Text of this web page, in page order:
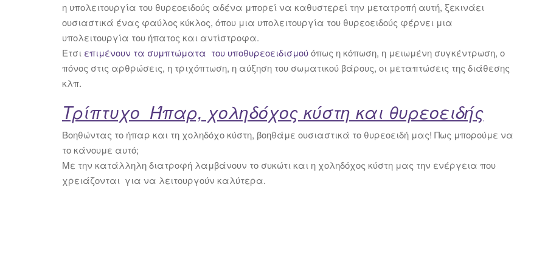
η υπολειτουργία του θυρεοειδούς αδένα μπορεί να καθυστερεί την μετατροπή αυτή, ξεκινάει
ουσιαστικά ένας φαύλος κύκλος, όπου μια υπολειτουργία του θυρεοειδούς φέρνει μια
υπολειτουργία του ήπατος και αντίστροφα.
Έτσι επιμένουν τα συμπτώματα του υποθυρεοειδισμούόπως η κόπωση, η μειωμένη συγκέντρωση, ο
πόνος στις αρθρώσεις, η τριχόπτωση, η αύξηση του σωματικού βάρους, οι μεταπτώσεις της διάθεσης
κλπ.
Τρίπτυχο Ήπαρ, χοληδόχος κύστη και θυρεοειδής
Βοηθώντας το ήπαρ και τη χοληδόχο κύστη, βοηθάμε ουσιαστικά το θυρεοειδή μας! Πως μπορούμε να
το κάνουμε αυτό;
Με την κατάλληλη διατροφή λαμβάνουν το συκώτι και η χοληδόχος κύστη μας την ενέργεια που
χρειάζονται για να λειτουργούν καλύτερα.